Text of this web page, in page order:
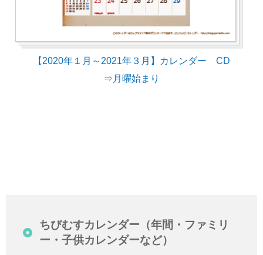
【2020年１月～2021年３月】カレンダー CD
⇒月曜始まり
ちびむすカレンダー（年間・ファミリ
ー・子供カレンダーなど）